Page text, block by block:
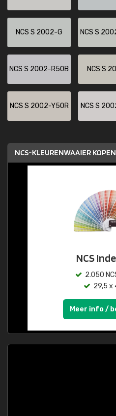
NCS S 2002-G NCS S
NCS S 2002-R50B NCS S
NCS S 2002-Y50R NCS S
NCS-KLEURENWAAIER KOPEN
NCS
2.050
29,5 x
Meer info /